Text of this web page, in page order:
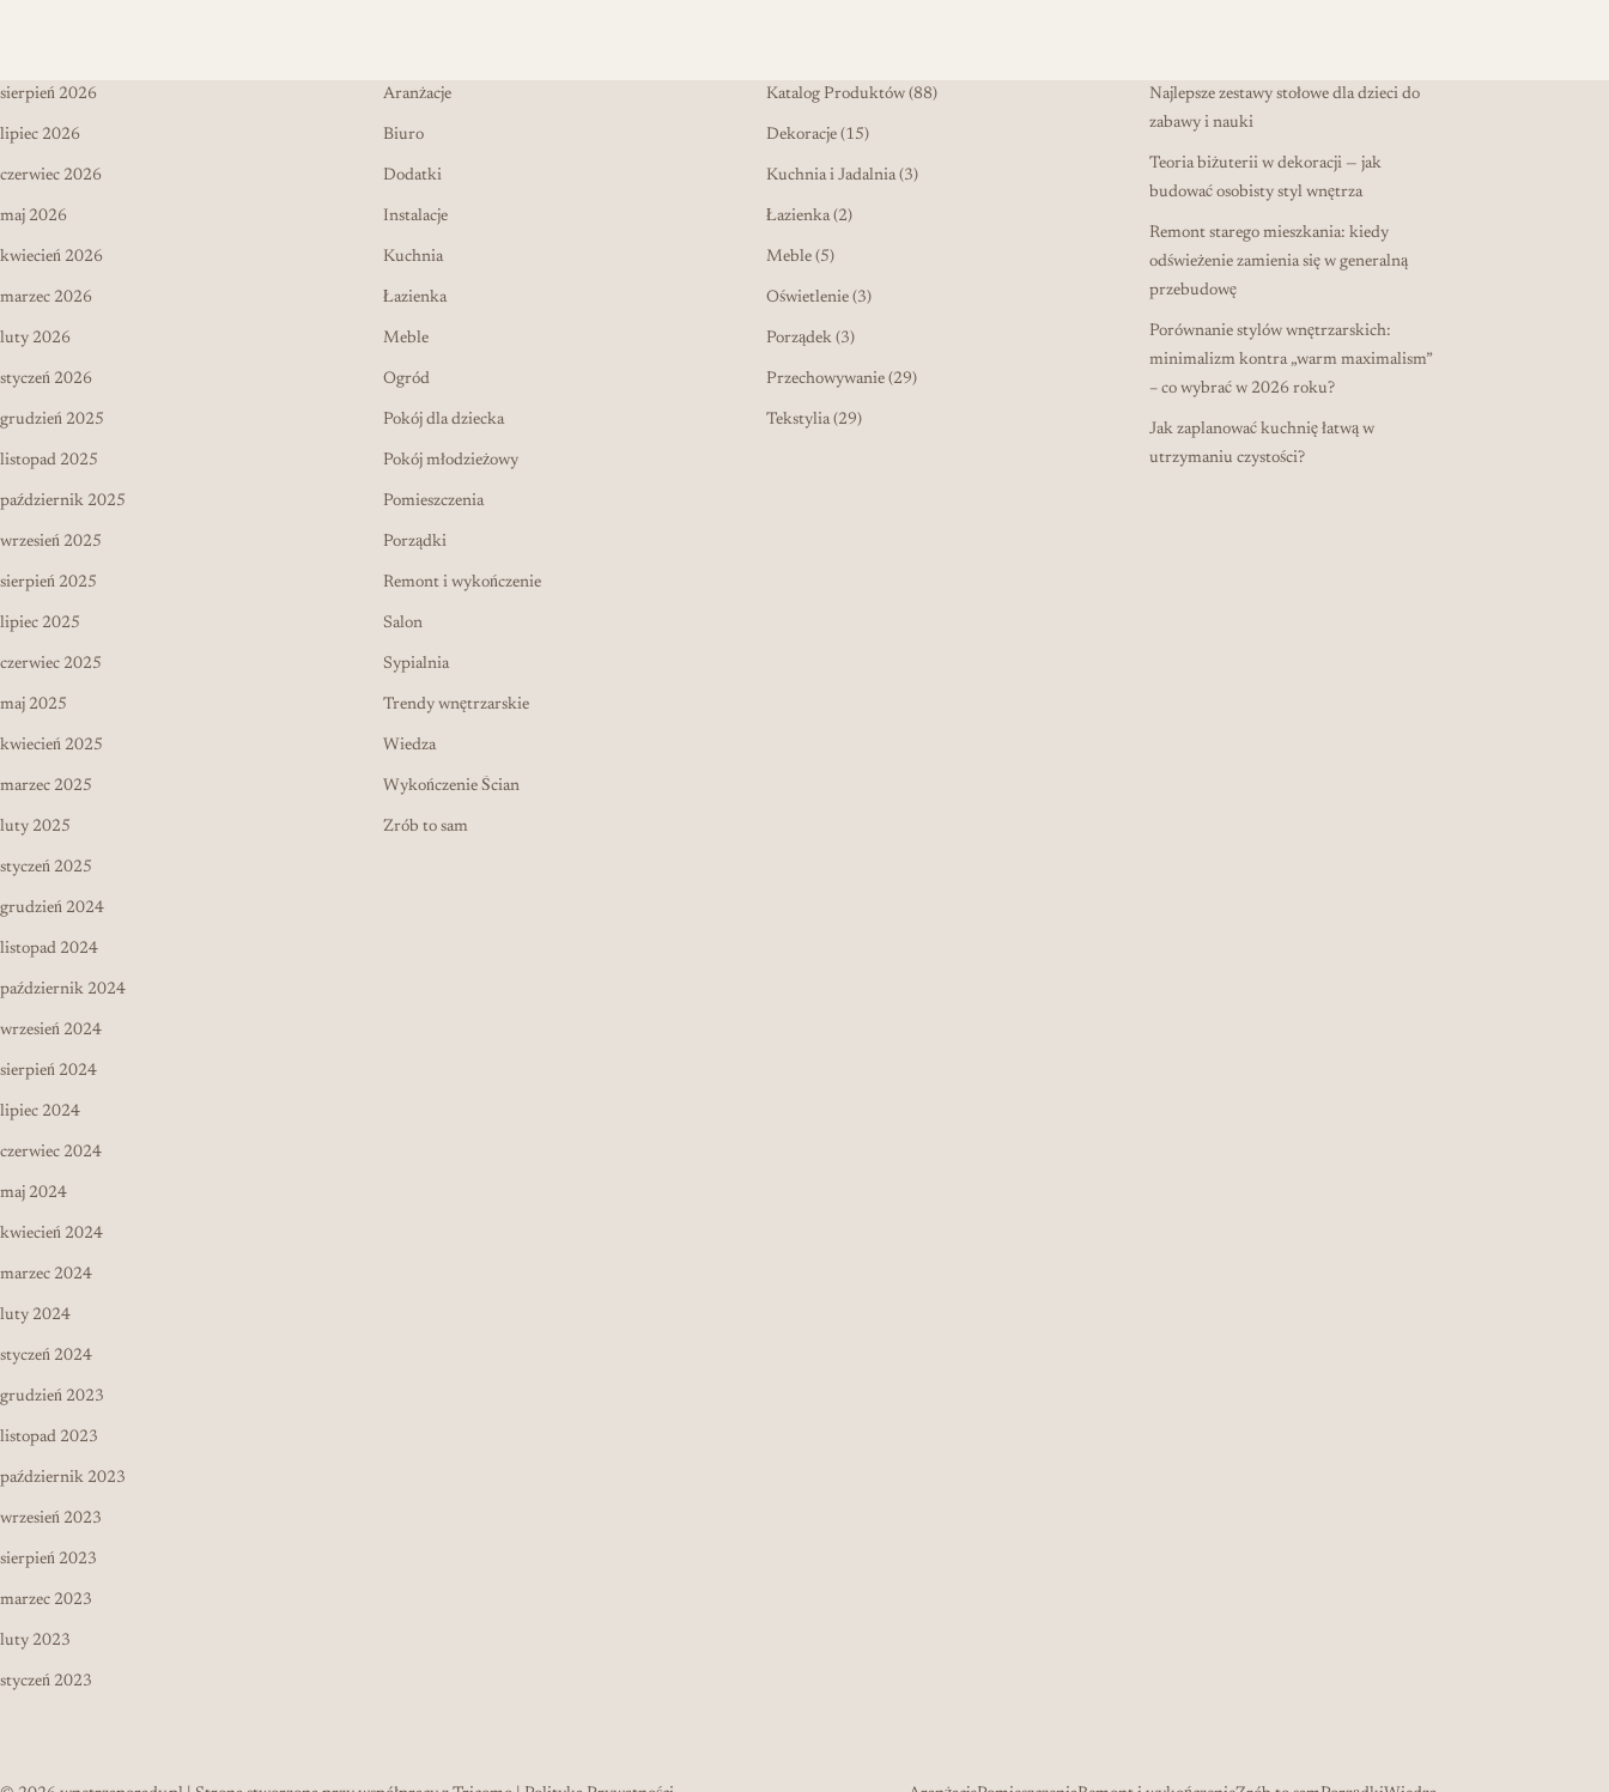
sierpień 2026
lipiec 2026
czerwiec 2026
maj 2026
kwiecień 2026
marzec 2026
luty 2026
styczeń 2026
grudzień 2025
listopad 2025
październik 2025
wrzesień 2025
sierpień 2025
lipiec 2025
czerwiec 2025
maj 2025
kwiecień 2025
marzec 2025
luty 2025
styczeń 2025
grudzień 2024
listopad 2024
październik 2024
wrzesień 2024
sierpień 2024
lipiec 2024
czerwiec 2024
maj 2024
kwiecień 2024
marzec 2024
luty 2024
styczeń 2024
grudzień 2023
listopad 2023
październik 2023
wrzesień 2023
sierpień 2023
marzec 2023
luty 2023
styczeń 2023
Aranżacje
Biuro
Dodatki
Instalacje
Kuchnia
Łazienka
Meble
Ogród
Pokój dla dziecka
Pokój młodzieżowy
Pomieszczenia
Porządki
Remont i wykończenie
Salon
Sypialnia
Trendy wnętrzarskie
Wiedza
Wykończenie Ścian
Zrób to sam
Katalog Produktów 8888 produktów
Dekoracje 1515 produktów
Kuchnia i Jadalnia 33 produkty
Łazienka 22 produkty
Meble 55 produktów
Oświetlenie 33 produkty
Porządek 33 produkty
Przechowywanie 2929 produktów
Tekstylia 2929 produktów
Najlepsze zestawy stołowe dla dzieci do
zabawy i nauki
Teoria biżuterii w dekoracji — jak
budować osobisty styl wnętrza
Remont starego mieszkania: kiedy
odświeżenie zamienia się w generalną
przebudowę
Porównanie stylów wnętrzarskich:
minimalizm kontra „warm maximalism”
– co wybrać w 2026 roku?
Jak zaplanować kuchnię łatwą w
utrzymaniu czystości?